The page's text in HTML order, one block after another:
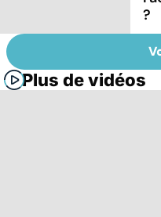
?
Plus de vidéos